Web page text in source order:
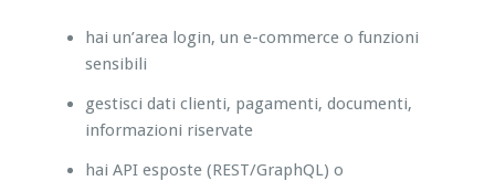
hai un’area login, un e-commerce o funzioni
sensibili
gestisci dati clienti, pagamenti, documenti,
informazioni riservate
hai API esposte (REST/GraphQL) o